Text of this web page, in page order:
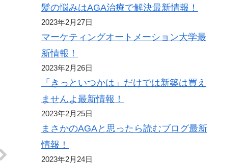
髪の悩みはAGA治療で解決最新情報！
2023年2月27日
マーケティングオートメーション大学最
新情報！
2023年2月26日
「きっといつかは」だけでは新築は買え
ませんよ最新情報！
2023年2月25日
まさかのAGAと思ったら読むブログ最新
情報！
2023年2月24日